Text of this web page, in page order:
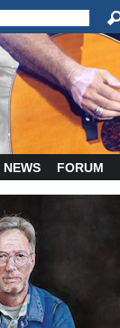
NEWS FORUM